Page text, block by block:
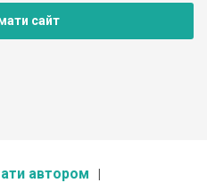
сайт
автором